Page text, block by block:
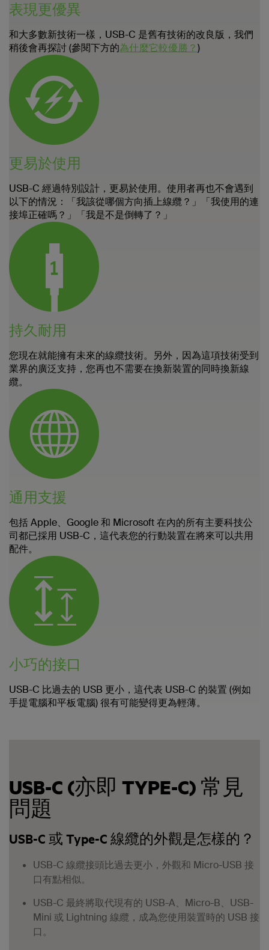
表現更優異
和大多數新技術一樣，USB-C 是舊有技術的改良版，我們
稍後會再探討 (參閱下方的為什麼它較優勝？)
更易於使用
USB-C 經過特別設計，更易於使用。使用者再也不會遇到
以下的情況：「我該從哪個方向插上線纜？」「我使用的連
接埠正確嗎？」「我是不是倒轉了？」
持久耐用
您現在就能擁有未來的線纜技術。另外，因為這項技術受到
業界的廣泛支持，您再也不需要在換新裝置的同時換新線
纜。
通用支援
包括 Apple、Google 和 Microsoft 在內的所有主要科技公
司都已採用 USB-C，這代表您的行動裝置在將來可以共用
配件。
小巧的接口
USB-C 比過去的 USB 更小，這代表 USB-C 的裝置 (例如
手提電腦和平板電腦) 很有可能變得更為輕薄。
USB-C (亦即 TYPE-C) 常見
問題
USB-C 或 Type-C 線纜的外觀是怎樣的？
USB-C 線纜接頭比過去更小，外觀和 Micro-USB 接
口有點相似。
USB-C 最終將取代現有的 USB-A、Micro-B、USB-
Mini 或 Lightning 線纜，成為您使用裝置時的 USB 接
口。